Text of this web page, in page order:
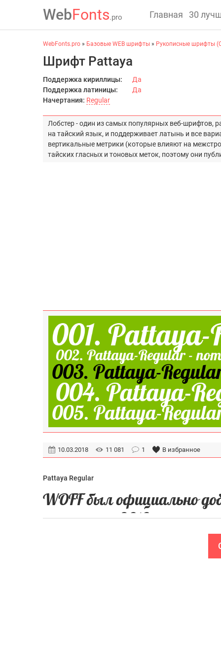
WebFonts.pro Главная 30
WebFonts.pro » Базовые WEB шрифты » Рукописные шрифты
Шрифт Pattaya
Поддержка кириллицы:
Да
Поддержка латиницы:
Да
Начертания: Regular
Лобстер - один из самых популярных веб-шрифтов,
на тайский язык, и поддерживает латынь и все
вертикальные метрики (которые влияют на
тайских гласных и тоновых меток, поэтому они
10.03.2018 11 081 1 В избранное
Pattaya Regular